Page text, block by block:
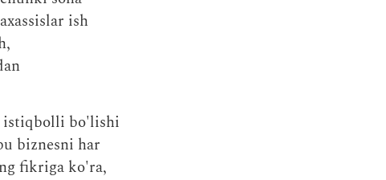
ish
istiqbolli bo'lishi
biznesni har
fikriga ko'ra,